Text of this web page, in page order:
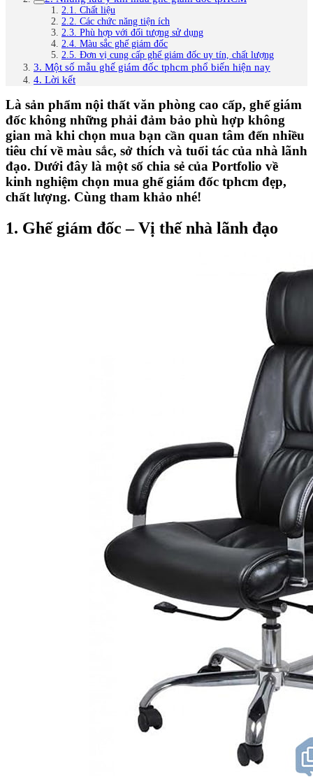
2.1. Chất liệu
2.2. Các chức năng tiện ích
2.3. Phù hợp với đối tượng sử dụng
2.4. Màu sắc ghế giám đốc
2.5. Đơn vị cung cấp ghế giám đốc uy tín, chất lượng
3. Một số mẫu ghế giám đốc tphcm phổ biến hiện nay
4. Lời kết
Là sản phẩm nội thất văn phòng cao cấp, ghế giám
đốc không những phải đảm bảo phù hợp không
gian mà khi chọn mua bạn cần quan tâm đến nhiều
tiêu chí về màu sắc, sở thích và tuổi tác của nhà lãnh
đạo. Dưới đây là một số chia sẻ của Portfolio về
kinh nghiệm chọn mua ghế giám đốc tphcm đẹp,
chất lượng. Cùng tham khảo nhé!
1. Ghế giám đốc – Vị thế nhà lãnh đạo